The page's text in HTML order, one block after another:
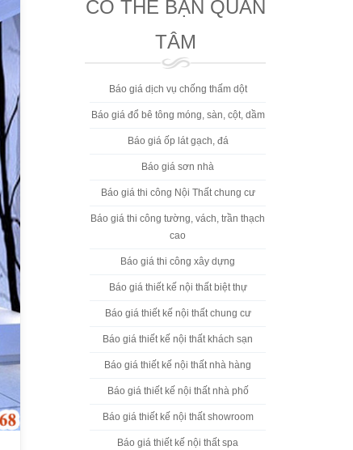
CÓ THỂ BẠN QUAN
TÂM
Báo giá dịch vụ chống thấm dột
Báo giá đổ bê tông móng, sàn, cột, dầm
Báo giá ốp lát gạch, đá
Báo giá sơn nhà
Báo giá thi công Nội Thất chung cư
Báo giá thi công tường, vách, trần thạch
cao
Báo giá thi công xây dựng
Báo giá thiết kế nội thất biệt thự
Báo giá thiết kế nội thất chung cư
Báo giá thiết kế nội thất khách sạn
Báo giá thiết kế nội thất nhà hàng
Báo giá thiết kế nội thất nhà phố
Báo giá thiết kế nội thất showroom
Báo giá thiết kế nội thất spa